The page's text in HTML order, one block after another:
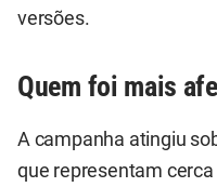
versões.
Quem foi mais
A campanha atingiu
que representam